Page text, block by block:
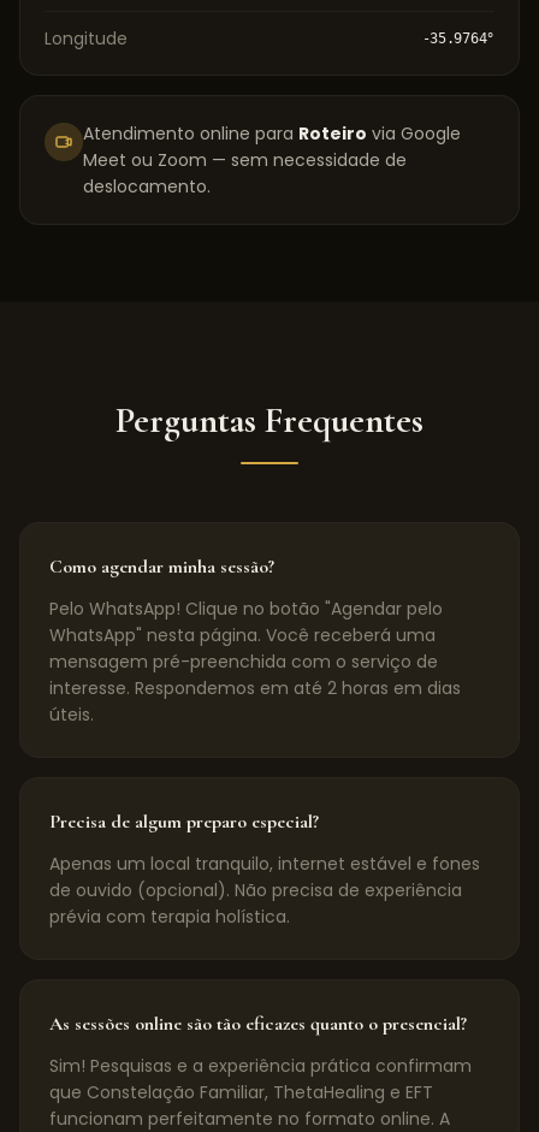
Longitude -35.9764°
Atendimento online para Roteiro via Google
Meet ou Zoom — sem necessidade de
deslocamento.
Perguntas Frequentes
Como agendar minha sessão?
Pelo WhatsApp! Clique no botão "Agendar pelo
WhatsApp" nesta página. Você receberá uma
mensagem pré-preenchida com o serviço de
interesse. Respondemos em até 2 horas em dias
úteis.
Precisa de algum preparo especial?
Apenas um local tranquilo, internet estável e fones
de ouvido (opcional). Não precisa de experiência
prévia com terapia holística.
As sessões online são tão eficazes quanto o presencial?
Sim! Pesquisas e a experiência prática confirmam
que Constelação Familiar, ThetaHealing e EFT
funcionam perfeitamente no formato online. A